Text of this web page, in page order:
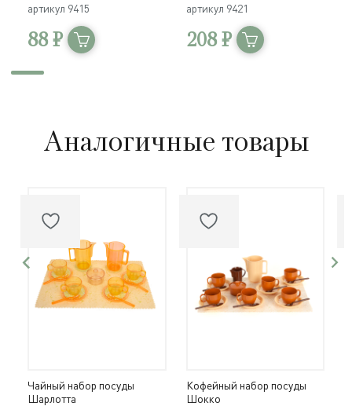
артикул 9415
88 ₽
артикул 9421
208 ₽
Аналогичные товары
Чайный набор посуды
Шарлотта
Кофейный набор посуды
Шокко